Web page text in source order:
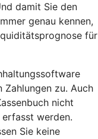
damit Sie den
genau kennen,
für
Zahlungen zu. Auch
nicht
werden.
Sie keine